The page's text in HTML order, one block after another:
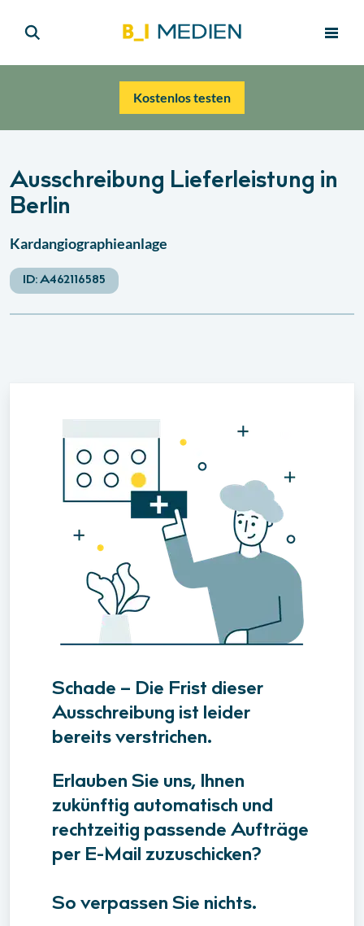
Kostenlos testen
Ausschreibung Lieferleistung in
Berlin
Kardangiographieanlage
ID:A462116585
Schade – Die Frist dieser
Ausschreibung ist leider
bereits verstrichen.
Erlauben Sie uns, Ihnen
zukünftig automatisch und
rechtzeitig passende Aufträge
per E-Mail zuzuschicken?
So verpassen Sie nichts.